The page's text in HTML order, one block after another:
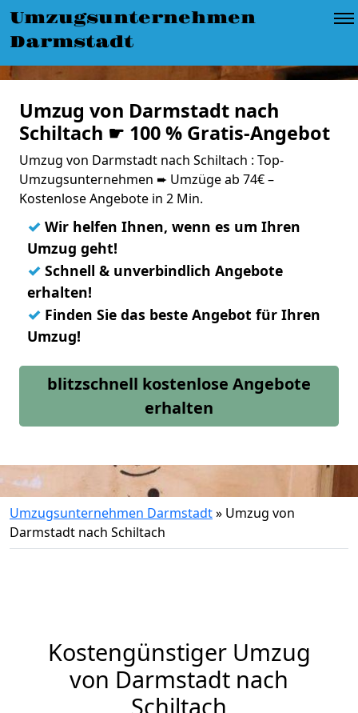
Umzugsunternehmen
Darmstadt
Umzug von Darmstadt nach
Schiltach ☛ 100 % Gratis-Angebot
Umzug von Darmstadt nach Schiltach : Top-
Umzugsunternehmen ➨ Umzüge ab 74€ –
Kostenlose Angebote in 2 Min.
✓ Wir helfen Ihnen, wenn es um Ihren
Umzug geht!
✓ Schnell & unverbindlich Angebote
erhalten!
✓ Finden Sie das beste Angebot für Ihren
Umzug!
blitzschnell kostenlose Angebote
erhalten
Umzugsunternehmen Darmstadt» Umzug von
Darmstadt nach Schiltach
Kostengünstiger Umzug
von Darmstadt nach
Schiltach